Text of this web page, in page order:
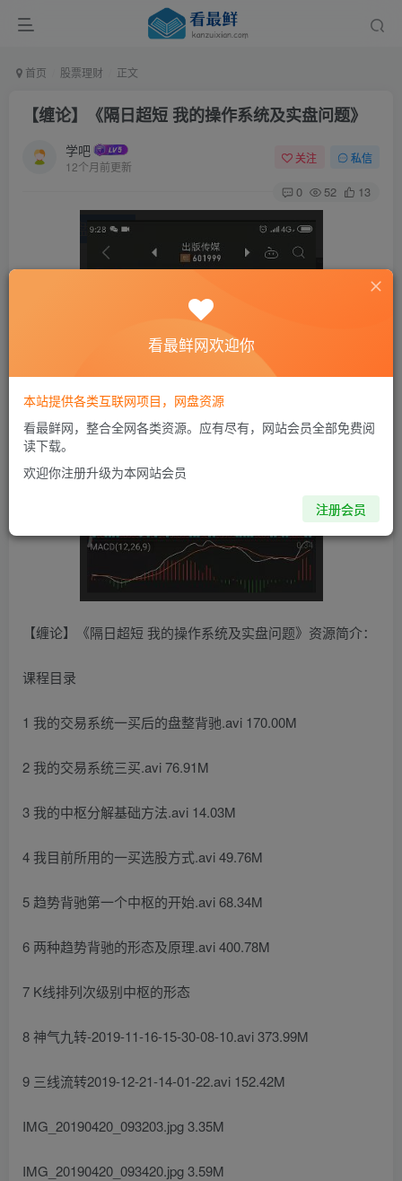
首页 股票理财 正文
【缠论】《隔日超短 我的操作系统及实盘问题》
学吧
12个月前更新
关注 私信
0 52 13
【缠论】《隔日超短 我的操作系统及实盘问题》资源简介：
课程目录
1 我的交易系统一买后的盘整背驰.avi 170.00M
2 我的交易系统三买.avi 76.91M
3 我的中枢分解基础方法.avi 14.03M
4 我目前所用的一买选股方式.avi 49.76M
5 趋势背驰第一个中枢的开始.avi 68.34M
6 两种趋势背驰的形态及原理.avi 400.78M
7 K线排列次级别中枢的形态
8 神气九转-2019-11-16-15-30-08-10.avi 373.99M
9 三线流转2019-12-21-14-01-22.avi 152.42M
IMG_20190420_093203.jpg 3.35M
IMG_20190420_093420.jpg 3.59M
看最鲜网欢迎你
本站提供各类互联网项目，网盘资源
看最鲜网，整合全网各类资源。应有尽有，网站会员全部免费阅
读下载。
欢迎你注册升级为本网站会员
注册会员